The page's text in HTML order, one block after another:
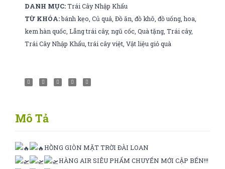
DANH MỤC: Trái Cây Nhập Khẩu
TỪ KHÓA: bánh kẹo ,Củ quả ,Đồ ăn ,đồ khô ,đồ uống ,hoa
kem hàn quốc ,Lẵng trái cây,ngũ cốc ,Quà tặng ,Trái cây,
Trái Cây Nhập Khẩu ,trái cây việt ,Vật liệu giỏ quà
Mô Tả
HỒNG GIÒN MẶT TRỜI ĐÀI LOAN
HÀNG AIR SIÊU PHẨM CHUYẾN MỚI CẬP BẾN!!!